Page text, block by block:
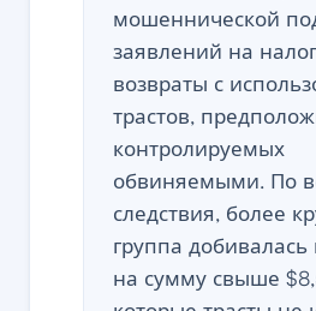
мошеннической
заявлений на
возвраты с
трастов,
контролируемых
обвиняемыми. По
следствия, более
группа добивалась
на сумму свыше